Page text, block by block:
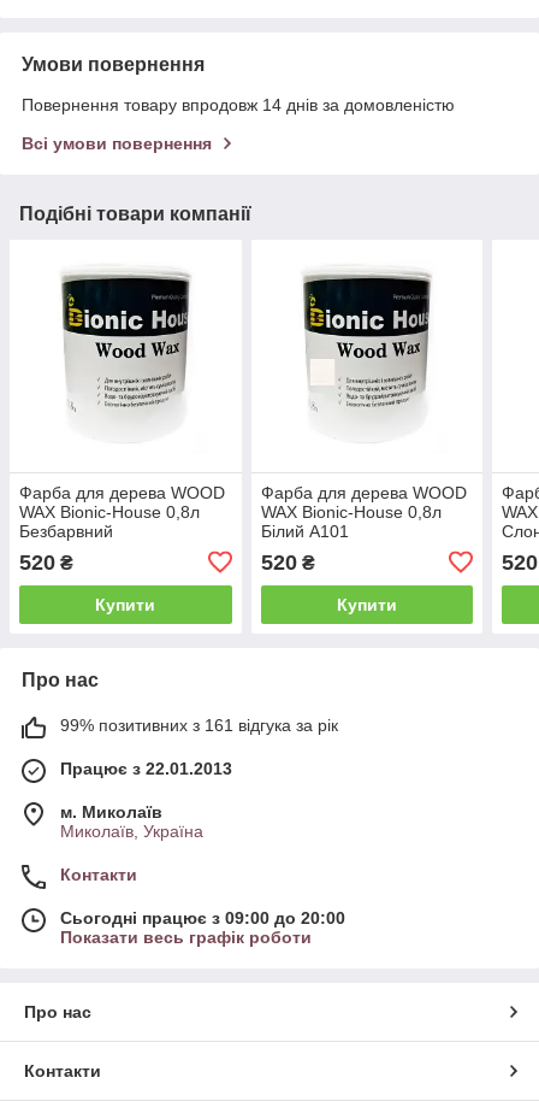
Умови повернення
Повернення товару впродовж 14 днів за домовленістю
Всі умови повернення
Подібні товари компанії
Фарба для дерева WOOD
WAX Bionic-House 0,8л
Безбарвний
520 ₴
Купити
Фарба для дерева WOOD
WAX Bionic-House 0,8л
Білий А101
520₴
Купити
520
Про нас
99% позитивних з 161 відгука за рік
Працює з 22.01.2013
м. Миколаїв
Миколаїв, Україна
Контакти
Сьогодні працює з 09:00 до 20:00
Показати весь графік роботи
Про нас
Контакти